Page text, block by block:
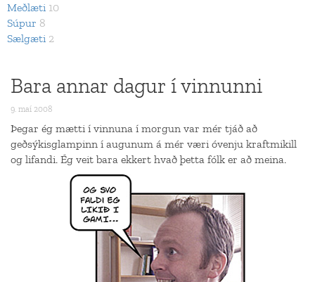
Meðlæti 10
Súpur 8
Sælgæti 2
Bara annar dagur í vinnunni
9. maí 2008
Þegar ég mætti í vinnuna í morgun var mér tjáð að
geðsýkisglampinn í augunum á mér væri óvenju kraftmikill
og lifandi. Ég veit bara ekkert hvað þetta fólk er að meina.